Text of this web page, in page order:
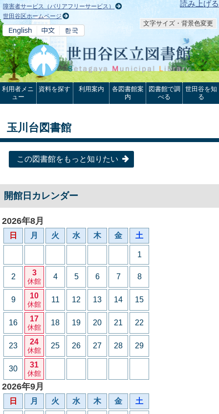
本文へ 読み上げる
障害者サービス（バリアフリーサービス）
世田谷区ホームページ
文字サイズ・背景色変更
利用者メニ
ュー
資料を探す 利用案内
各図書館案
内
図書館で調
べる
世田谷を知
る
玉川台図書館
この図書館をもっと知りたい
開館日カレンダー
2026年8月
日 月 火 水 木 金 土
1
2 3
休館
4 5 6 7 8
9 10
休館
11 12 13 14 15
16 17
休館
18 19 20 21 22
23 24
休館
25 26 27 28 29
30 31
休館
2026年9月
日 月 火 水 木 金 土